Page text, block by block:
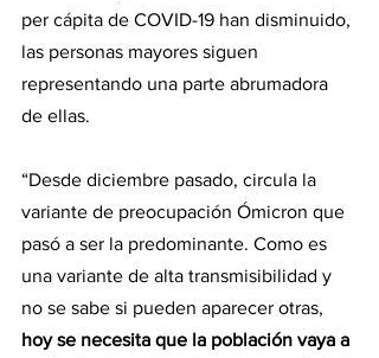
per cápita de COVID-19 han disminuido,
las personas mayores siguen
representando una parte abrumadora
de ellas.
“Desde diciembre pasado, circula la
variante de preocupación Ómicron que
pasó a ser la predominante. Como es
una variante de alta transmisibilidad y
no se sabe si pueden aparecer otras,
hoy se necesita que la población vaya a